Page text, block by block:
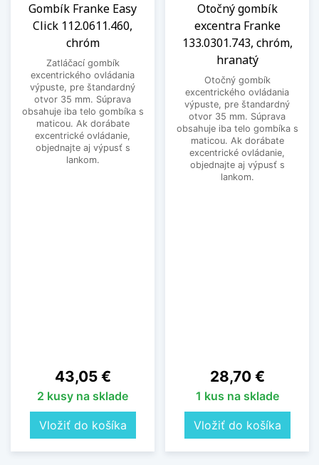
Gombík Franke Easy
Click 112.0611.460,
chróm
Zatláčací gombík
excentrického ovládania
výpuste, pre štandardný
otvor 35 mm. Súprava
obsahuje iba telo gombíka s
maticou. Ak dorábate
excentrické ovládanie,
objednajte aj výpusť s
lankom.
Cena
43,05 €
2 kusy na sklade
Vložiť do košíka
Otočný gombík
excentra Franke
133.0301.743, chróm,
hranatý
Otočný gombík
excentrického ovládania
výpuste, pre štandardný
otvor 35 mm. Súprava
obsahuje iba telo gombíka s
maticou. Ak dorábate
excentrické ovládanie,
objednajte aj výpusť s
lankom.
Cena
28,70 €
1 kus na sklade
Vložiť do košíka